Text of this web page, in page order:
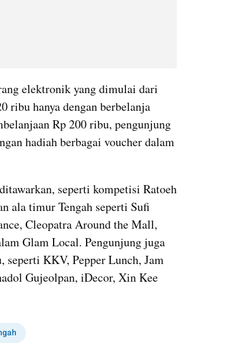
elektronik yang dimulai dari
ribu hanya dengan berbelanja
Rp 200 ribu, pengunjung
hadiah berbagai voucher dalam
seperti kompetisi Ratoeh
ala timur Tengah seperti Sufi
Cleopatra Around the Mall,
Glam Local. Pengunjung juga
seperti KKV, Pepper Lunch, Jam
Gujeolpan, iDecor, Xin Kee